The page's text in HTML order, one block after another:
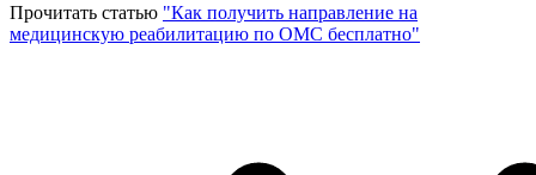
Прочитать статью "Как получить направление на
медицинскую реабилитацию по ОМС бесплатно"